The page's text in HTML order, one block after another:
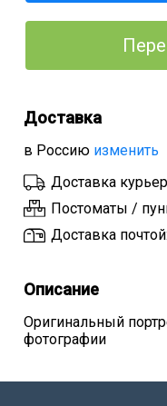
Доставка
в Россию изменить
Доставка
Постоматы /
Доставка
Описание
Оригинальный
фотографии